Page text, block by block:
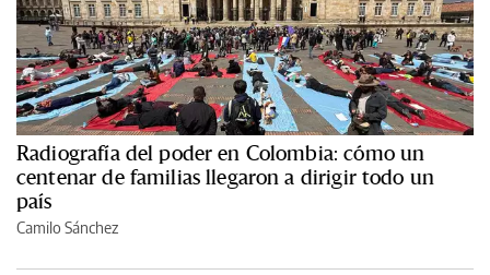
Radiografía del poder en Colombia: cómo un
centenar de familias llegaron a dirigir todo un
país
Camilo Sánchez